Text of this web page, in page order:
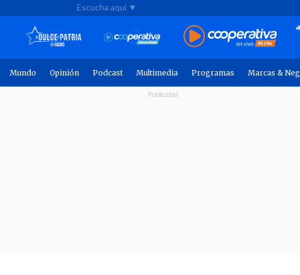
Escucha aquí ▼
Mundo Opinión Podcast Multimedia Programas Marcas &